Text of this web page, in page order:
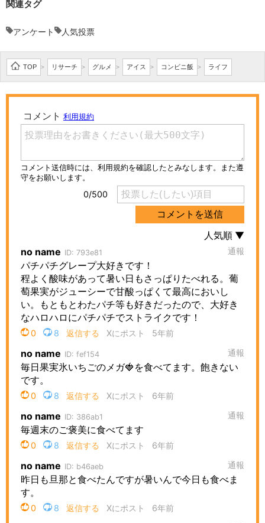
関連タグ
アンケート 人気投票
TOP > リサーチ > グルメ > アイス > コンビニ飯 > ライフ